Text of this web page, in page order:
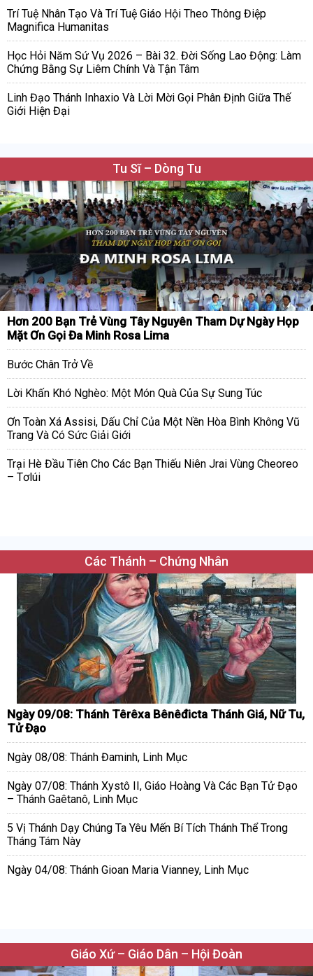
Trí Tuệ Nhân Tạo Và Trí Tuệ Giáo Hội Theo Thông Điệp
Magnifica Humanitas
Học Hỏi Năm Sứ Vụ 2026 – Bài 32. Đời Sống Lao Động: Làm
Chứng Bằng Sự Liêm Chính Và Tận Tâm
Linh Đạo Thánh Inhaxio Và Lời Mời Gọi Phân Định Giữa Thế
Giới Hiện Đại
Tu Sĩ – Dòng Tu
Hơn 200 Bạn Trẻ Vùng Tây Nguyên Tham Dự Ngày Họp
Mặt Ơn Gọi Đa Minh Rosa Lima
Bước Chân Trở Về
Lời Khấn Khó Nghèo: Một Món Quà Của Sự Sung Túc
Ơn Toàn Xá Assisi, Dấu Chỉ Của Một Nền Hòa Bình Không Vũ
Trang Và Có Sức Giải Giới
Trại Hè Đầu Tiên Cho Các Bạn Thiếu Niên Jrai Vùng Cheoreo
– Tơlúi
Các Thánh – Chứng Nhân
Ngày 09/08: Thánh Têrêxa Bênêđicta Thánh Giá, Nữ Tu,
Tử Đạo
Ngày 08/08: Thánh Đaminh, Linh Mục
Ngày 07/08: Thánh Xystô II, Giáo Hoàng Và Các Bạn Tử Đạo
– Thánh Gaêtanô, Linh Mục
5 Vị Thánh Dạy Chúng Ta Yêu Mến Bí Tích Thánh Thể Trong
Tháng Tám Này
Ngày 04/08: Thánh Gioan Maria Vianney, Linh Mục
Giáo Xứ – Giáo Dân – Hội Đoàn